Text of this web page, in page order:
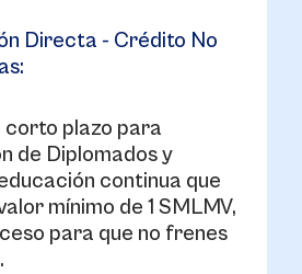
Directa - Crédito No
corto plazo para
de Diplomados y
continua que
mínimo de 1 SMLMV,
para que no frenes